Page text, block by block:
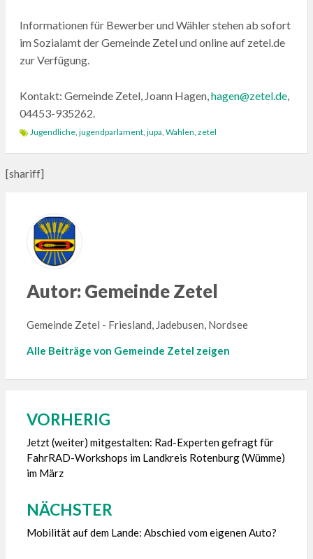
Informationen für Bewerber und Wähler stehen ab sofort
im Sozialamt der Gemeinde Zetel und online auf zetel.de
zur Verfügung.
Kontakt: Gemeinde Zetel, Joann Hagen,hagen@zetel.de,
04453-935262.
Jugendliche, jugendparlament, jupa, Wahlen, zetel
[shariff]
Autor: Gemeinde Zetel
Gemeinde Zetel - Friesland, Jadebusen, Nordsee
Alle Beiträge von Gemeinde Zetel zeigen
Beitragsnavigation
VORHERIG
Jetzt (weiter) mitgestalten: Rad-Experten gefragt für
FahrRAD-Workshops im Landkreis Rotenburg (Wümme)
im März
NÄCHSTER
Mobilität auf dem Lande: Abschied vom eigenen Auto?